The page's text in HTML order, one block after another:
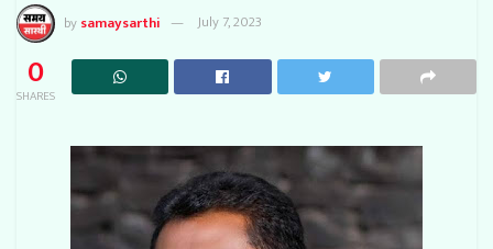
bysamaysarthi July 7, 2023
0
SHARES